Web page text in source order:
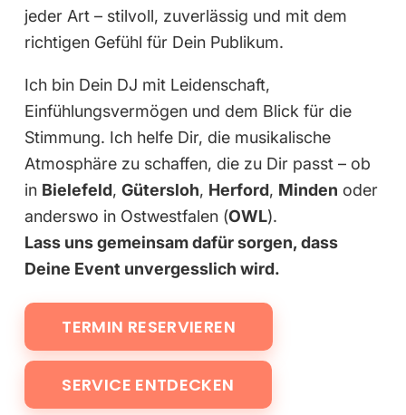
jeder Art – stilvoll, zuverlässig und mit dem
richtigen Gefühl für Dein Publikum.
Ich bin Dein DJ mit Leidenschaft,
Einfühlungsvermögen und dem Blick für die
Stimmung. Ich helfe Dir, die musikalische
Atmosphäre zu schaffen, die zu Dir passt – ob
in Bielefeld, Gütersloh, Herford, Minden oder
anderswo in Ostwestfalen (OWL).
Lass uns gemeinsam dafür sorgen, dass
Deine Event unvergesslich wird.
TERMIN RESERVIEREN
SERVICE ENTDECKEN